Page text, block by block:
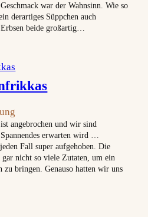
war der Wahnsinn. Wie so
derartiges Süppchen auch
beide großartig…
angebrochen und wir sind
Spannendes erwarten wird …
Fall super aufgehoben. Die
nicht so viele Zutaten, um ein
zu bringen. Genauso hatten wir uns